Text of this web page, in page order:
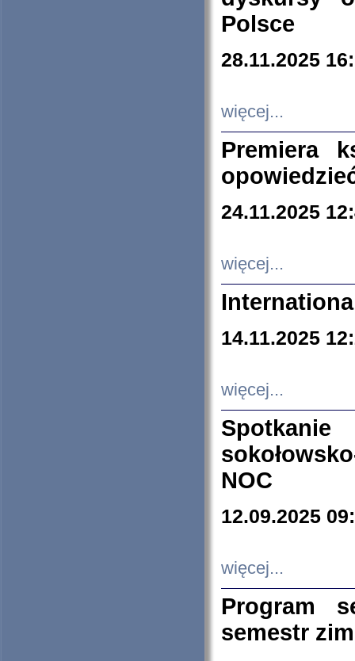
Polsce
28.11.2025
więcej...
Premiera
24.11.2025
więcej...
14.11.2025
więcej...
NOC
12.09.2025
więcej...
Program
semestr